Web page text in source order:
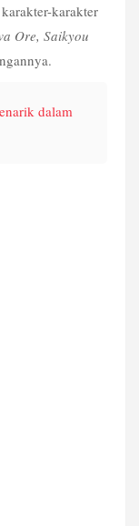
karakter
Ore, Saikyou
dalam